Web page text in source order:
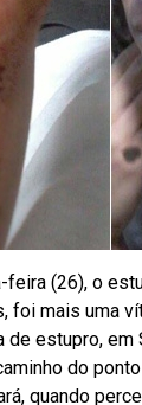
feira (26), o
foi mais uma
estupro, em
do
quando